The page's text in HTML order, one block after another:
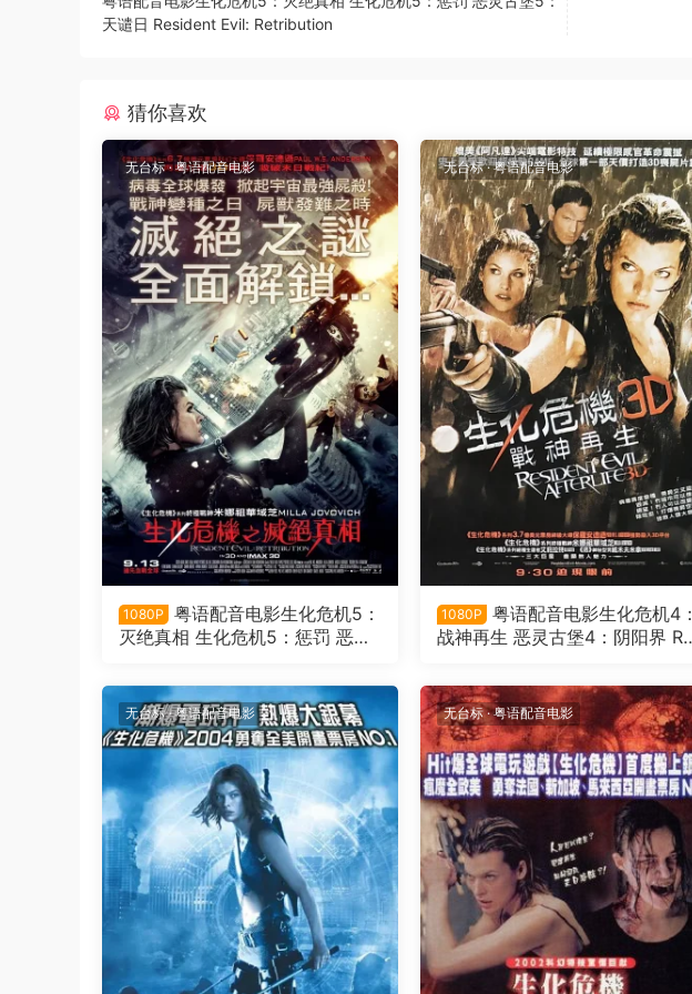
天谴日 Resident Evil: Retribution
猜你喜欢
无台标·粤语配音电影
1080P
粤语配音电影生化危机5：
灭绝真相 生化危机5：惩罚 恶灵
tribution
无台标·粤语配音电影
1080P
粤语配音电影生化危机4：
战神再生 恶灵古堡4：阴阳界 Re
无台标·粤语配音电影 无台标·粤语配音电影